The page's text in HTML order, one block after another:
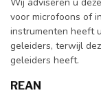
voor microfoons of
instrumenten heeft
geleiders, terwijl
geleiders heeft.
REAN